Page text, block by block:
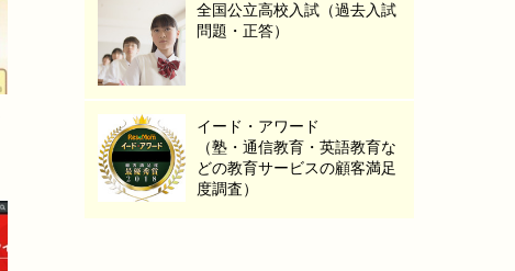
全国公立高校入試（過去入試
問題・正答）
イード・アワード
（塾・通信教育・英語教育な
どの教育サービスの顧客満足
度調査）